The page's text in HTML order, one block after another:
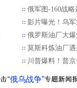
俄军图-160战
影片曝光！乌
俄罗斯油厂大
莫斯科炼油厂
川普爆料！普
“俄乌战争”